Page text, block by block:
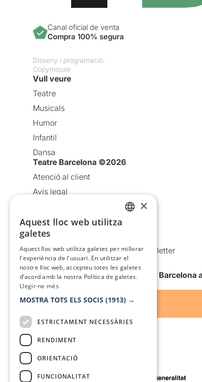
Canal oficial de venta
Compra 100% segura
Disseny i programació:
Copymouse
Vull veure
Teatre
Musicals
Humor
Infantil
Dansa
Teatre Barcelona ©2026
Atenció al client
Avís legal
Política de cookies
Condicions d’ús
Comunicacions comercials i Newsletter
Anuncia’t
Vull rebre la newsletter de Teatre
Amb el suport de
×
Aquest lloc web utilitza
galetes
Aquest lloc web utilitza galetes per millorar
l'experiència de l'usuari. En utilitzar el
nostre lloc web, accepteu totes les galetes
d’acord amb la nostra Política de galetes.
Llegir-ne més
MOSTRA TOTS ELS SOCIS (1913) →
ESTRICTAMENT NECESSÀRIES
RENDIMENT
ORIENTACIÓ
FUNCIONALITAT